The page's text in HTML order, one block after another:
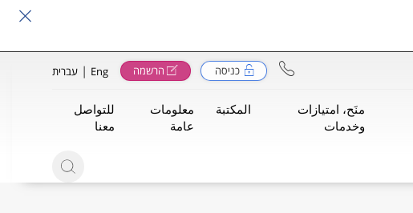
כניסה הרשמה Eng
| עברית
منَح، امتيازات
وخدمات
المكتبة
معلومات
عامة
للتواصل
معنا